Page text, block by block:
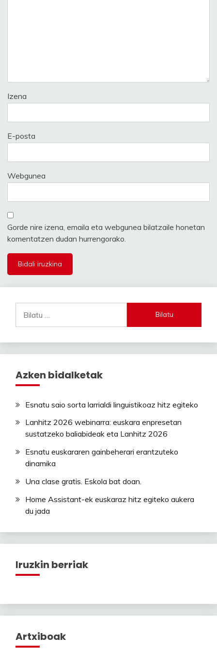
Izena
E-posta
Webgunea
Gorde nire izena, emaila eta webgunea bilatzaile honetan
komentatzen dudan hurrengorako.
Azken bidalketak
Esnatu saio sorta larrialdi linguistikoaz hitz egiteko
Lanhitz 2026 webinarra: euskara enpresetan
sustatzeko baliabideak eta Lanhitz 2026
Esnatu euskararen gainbeherari erantzuteko
dinamika
Una clase gratis. Eskola bat doan.
Home Assistant-ek euskaraz hitz egiteko aukera
du jada
Iruzkin berriak
Artxiboak